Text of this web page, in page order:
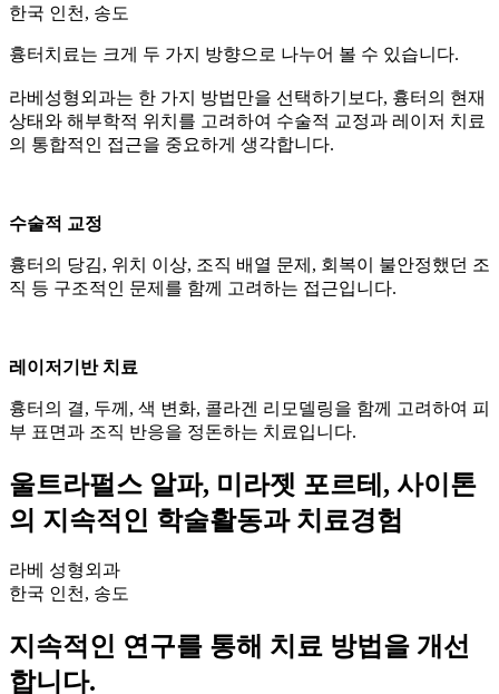
한국 인천, 송도
흉터치료는 크게 두 가지 방향으로 나누어 볼 수 있습니다.
라베성형외과는 한 가지 방법만을 선택하기보다, 흉터의 현재
상태와 해부학적 위치를 고려하여 수술적 교정과 레이저 치료
의 통합적인 접근을 중요하게 생각합니다.
수술적 교정
흉터의 당김, 위치 이상, 조직 배열 문제, 회복이 불안정했던 조
직 등 구조적인 문제를 함께 고려하는 접근입니다.
레이저기반 치료
흉터의 결, 두께, 색 변화, 콜라겐 리모델링을 함께 고려하여 피
부 표면과 조직 반응을 정돈하는 치료입니다.
울트라펄스 알파, 미라젯 포르테, 사이톤
의 지속적인 학술활동과 치료경험
라베 성형외과
한국 인천, 송도
지속적인 연구를 통해 치료 방법을 개선
합니다.